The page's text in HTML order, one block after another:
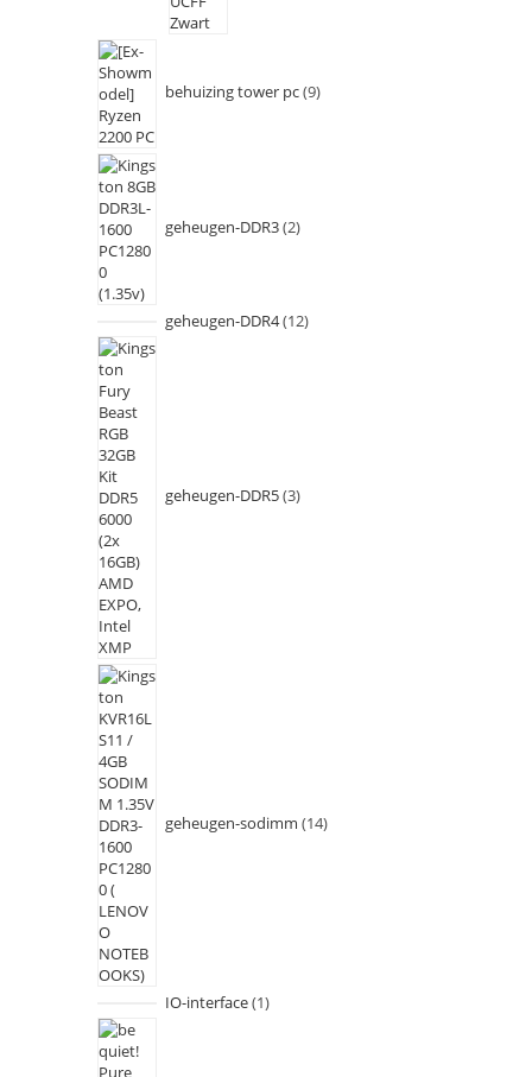
behuizing tower pc 9
geheugen-DDR3 2
geheugen-DDR4 12
geheugen-DDR5 3
geheugen-sodimm 14
IO-interface 1